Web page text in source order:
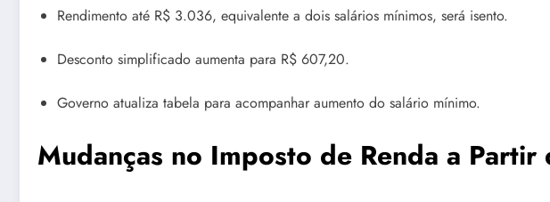
Rendimento até R$ 3.036, equivalente a dois salários mínimos, será isento.
Desconto simplificado aumenta para R$ 607,20.
Governo atualiza tabela para acompanhar aumento do salário mínimo.
Mudanças no Imposto de Renda a Partir